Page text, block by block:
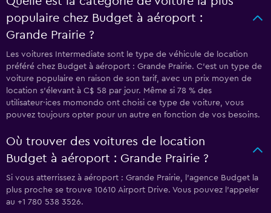
populaire chez Budget à aéroport :
Grande Prairie ?
Les voitures Intermediate sont le type de véhicule de location
préféré chez Budget à aéroport : Grande Prairie. C'est un type de
voiture populaire en raison de son tarif, avec un prix moyen de
location s'élevant à C$ 58 par jour. Même si 78 % des
utilisateur·ices momondo ont choisi ce type de voiture, vous
pouvez toujours opter pour un autre en fonction de vos besoins.
Où trouver des voitures de location
Budget à aéroport : Grande Prairie ?
Si vous atterrissez à aéroport : Grande Prairie, l’agence Budget la
plus proche se trouve 10610 Airport Drive. Vous pouvez l’appeler
au +1 780 538 3526.